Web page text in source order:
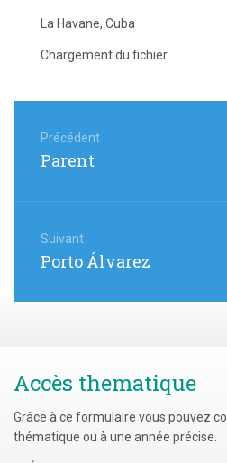
La Havane, Cuba
Chargement du fichier...
dePrécédent
Article
Parent
Suivant
Article
Porto Álvarez
Accès thematique
Grâce à ce formulaire vous pouvez
thématique ou à une année précise.